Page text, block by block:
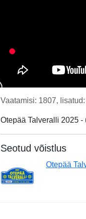
Vaatamisi: 1807,
Otepää Talveralli 2025
Seotud võistlus
Otepää